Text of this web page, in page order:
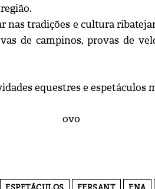
nas tradições e cultura
de campinos, provas de
equestres e espetáculos